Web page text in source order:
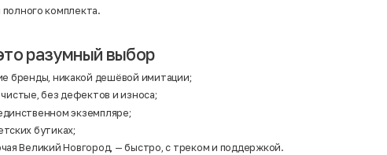
полного комплекта.
разумный выбор
бренды, никакой дешёвой имитации;
без дефектов и износа;
экземпляре;
бутиках;
Великий Новгород, — быстро, с треком и поддержкой.